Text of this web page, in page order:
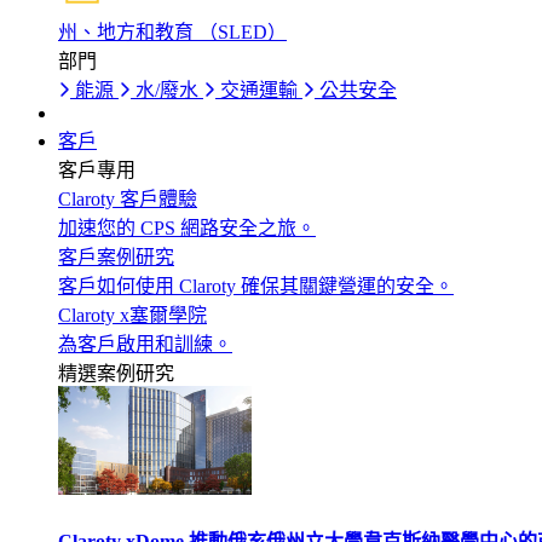
州、地方和教育 （SLED）
部門
能源
水/廢水 交通運輸 公共安全
客戶
客戶專用
Claroty 客戶體驗
加速您的 CPS 網路安全之旅。
客戶案例研究
客戶如何使用 Claroty 確保其關鍵營運的安全。
Claroty x塞爾學院
為客戶啟用和訓練。
精選案例研究